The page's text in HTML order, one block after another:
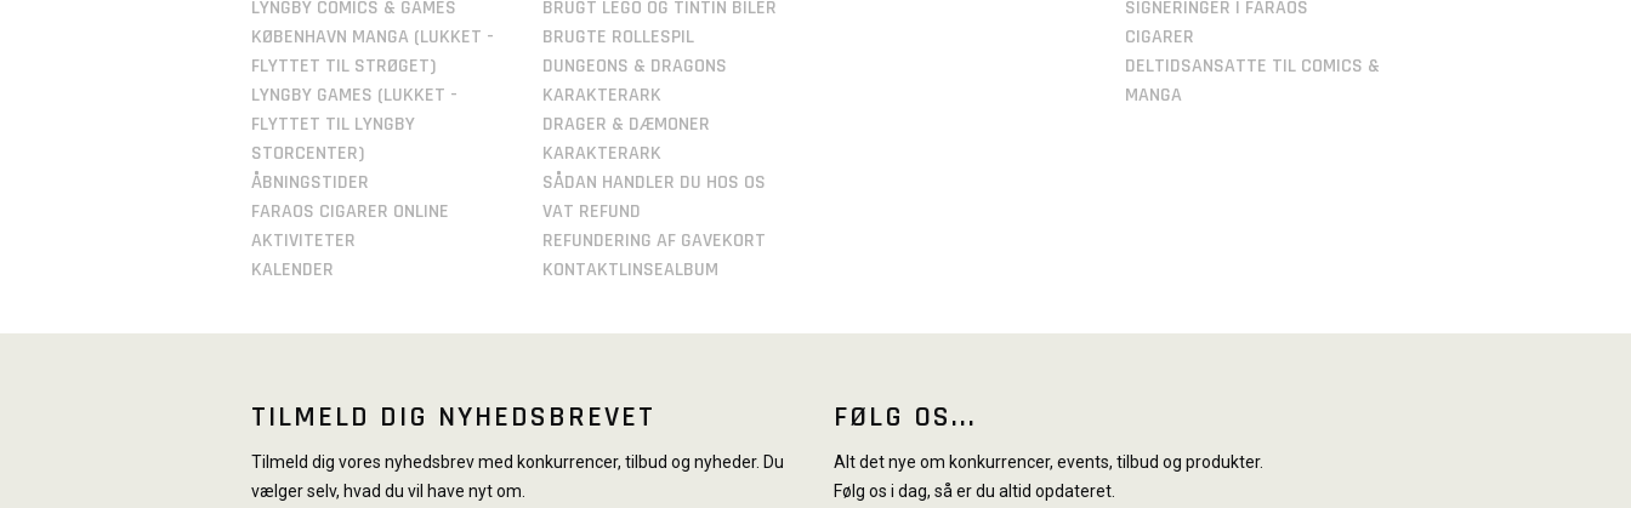
LYNGBY COMICS & GAMES
KØBENHAVN MANGA (LUKKET -
FLYTTET TIL STRØGET)
LYNGBY GAMES (LUKKET -
FLYTTET TIL LYNGBY
STORCENTER)
ÅBNINGSTIDER
FARAOS CIGARER ONLINE
AKTIVITETER
KALENDER
BRUGT LEGO OG TINTIN BILER
BRUGTE ROLLESPIL
DUNGEONS & DRAGONS
KARAKTERARK
DRAGER & DÆMONER
KARAKTERARK
SÅDAN HANDLER DU HOS OS
VAT REFUND
REFUNDERING AF GAVEKORT
KONTAKTLINSEALBUM
SIGNERINGER I FARAOS
CIGARER
DELTIDSANSATTE TIL COMICS &
MANGA
TILMELD DIG NYHEDSBREVET
Tilmeld dig vores nyhedsbrev med konkurrencer, tilbud og nyheder. Du
vælger selv, hvad du vil have nyt om.
FØLG OS...
Alt det nye om konkurrencer, events, tilbud og produkter.
Følg os i dag, så er du altid opdateret.